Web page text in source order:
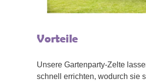
Vorteile
Unsere Gartenparty-Zelte
schnell errichten, wodurch sie